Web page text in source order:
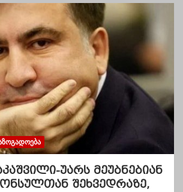
უარს მეუბნებიან
შეხვედრაზე,